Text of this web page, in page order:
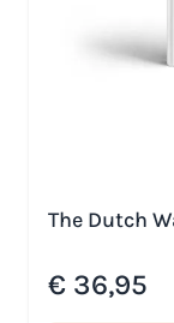
The Dutch
€ 36,95